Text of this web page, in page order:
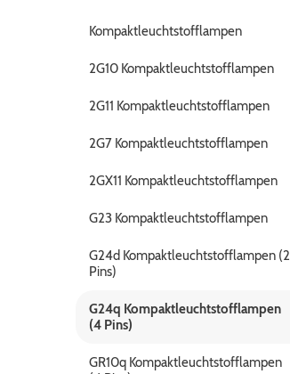
Kompaktleuchtstofflampen
2G10 Kompaktleuchtstofflampen
2G11 Kompaktleuchtstofflampen
2G7 Kompaktleuchtstofflampen
2GX11 Kompaktleuchtstofflampen
G23 Kompaktleuchtstofflampen
G24d Kompaktleuchtstofflampen (2
Pins)
G24q Kompaktleuchtstofflampen
(4 Pins)
GR10q Kompaktleuchtstofflampen